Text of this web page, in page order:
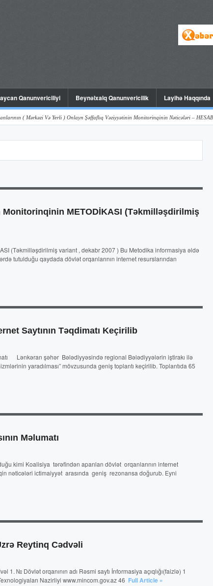
Qanunvericiliyi Beynəlxalq Qanunvericilik Layihə Haqqında
Mərkəzi Və Yerli ) Onlayn Şəffaflıq Vəziyyətinin Monitorinqinin Nəticələri – HESABAT (
Monitorinqinin METODİKASI (Təkmilləşdirilmiş
(Təkmilləşdirilmiş variant , dekabr 2007 ) Bu Metodika informasiya əldə
tutulduğu qaydada dövlət orqanlarının internet resurslarından
Saytının Təqdimatı Keçirilib
Lənkəran şəhər Bələdiyyəsində regional Bələdiyyələrin iştirakı ilə
yaradılması” mövzusunda geniş toplantı keçirilib. Toplantıda 65
Məlumatı
kimi Koalisiya tərəfindən aparılan dövlət orqanlarının internet
nəticələri ictimaiyyət arasında geniş rezonansa doğurub. Eyni
Reytinq Cədvəli
1. № Dövlət orqanının adı Rəsmi saytı İnformasiya açıqlığı(faizlə) 1
Nazirliyi www.mincom.gov.az 46 Full Article »